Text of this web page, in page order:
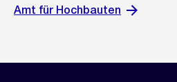
Amt für Hochbauten